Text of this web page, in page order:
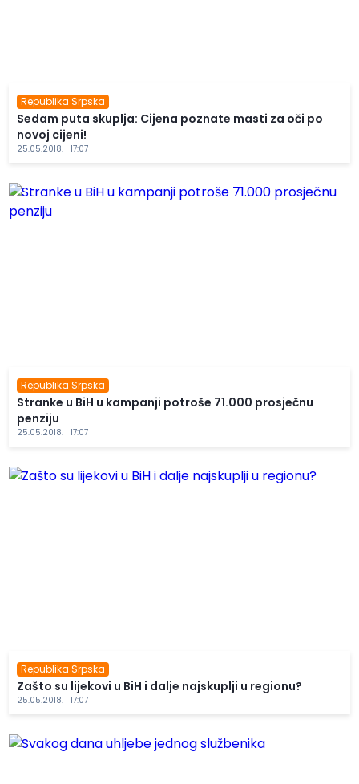
Republika Srpska
Sedam puta skuplja: Cijena poznate masti za oči po
novoj cijeni!
25.05.2018. | 17:07
Republika Srpska
Stranke u BiH u kampanji potroše 71.000 prosječnu
penziju
25.05.2018. | 17:07
Republika Srpska
Zašto su lijekovi u BiH i dalje najskuplji u regionu?
25.05.2018. | 17:07